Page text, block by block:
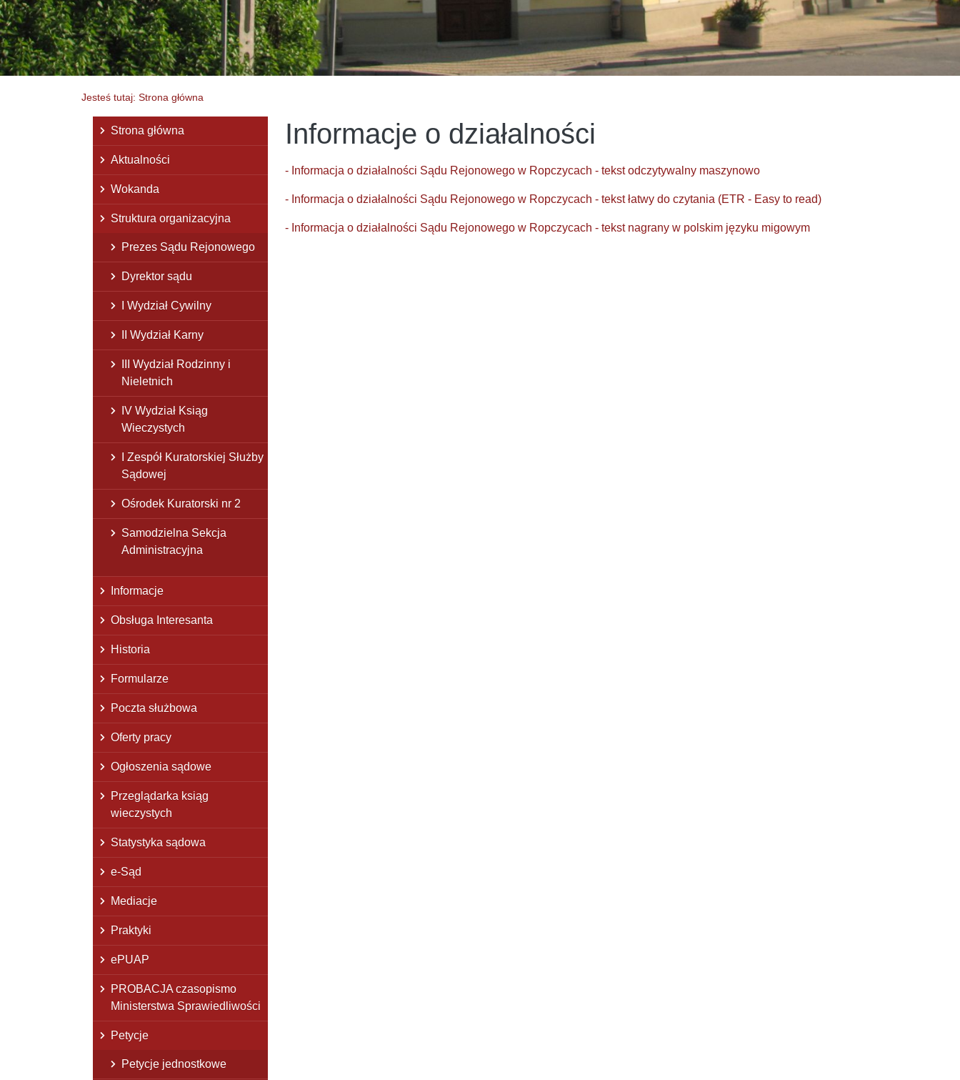
Jesteś tutaj: Strona główna
Informacje o działalności
- Informacja o działalności Sądu Rejonowego w Ropczycach - tekst odczytywalny maszynowo
- Informacja o działalności Sądu Rejonowego w Ropczycach - tekst łatwy do czytania (ETR - Easy to read)
- Informacja o działalności Sądu Rejonowego w Ropczycach - tekst nagrany w polskim języku migowym
Menu główne
Strona główna
Aktualności
Wokanda
Struktura organizacyjna
Prezes Sądu Rejonowego
Dyrektor sądu
I Wydział Cywilny
II Wydział Karny
III Wydział Rodzinny i
Nieletnich
IV Wydział Ksiąg
Wieczystych
I Zespół Kuratorskiej Służby
Sądowej
Ośrodek Kuratorski nr 2
Samodzielna Sekcja
Administracyjna
Informacje
Obsługa Interesanta
Historia
Formularze
Poczta służbowa
Oferty pracy
Ogłoszenia sądowe
Przeglądarka ksiąg
wieczystych
Statystyka sądowa
e-Sąd
Mediacje
Praktyki
ePUAP
PROBACJA czasopismo
Ministerstwa Sprawiedliwości
Petycje
Petycje jednostkowe